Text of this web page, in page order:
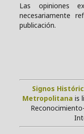
Las opiniones
necesariamente
publicación.
Signos
Metropolitana is